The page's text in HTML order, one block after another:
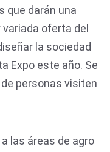
que darán una
oferta del
la sociedad
Expo este año. Se
personas visiten
las áreas de agro